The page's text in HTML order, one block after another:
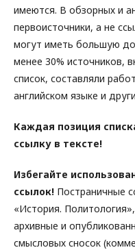
имеются. В обзорных и
первоисточники, а не
могут иметь большую
менее 30% источников,
список, составляли
английском языке и
Каждая позиция
ссылку в тексте!
Избегайте
ссылок! Постраничные
«История.
архивные и
смысловых сносок